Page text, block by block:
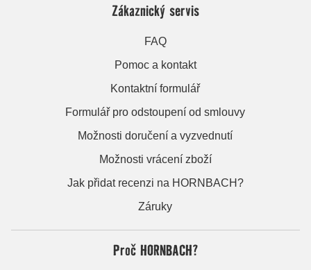
Zákaznický servis
FAQ
Pomoc a kontakt
Kontaktní formulář
Formulář pro odstoupení od smlouvy
Možnosti doručení a vyzvednutí
Možnosti vrácení zboží
Jak přidat recenzi na HORNBACH?
Záruky
Proč HORNBACH?